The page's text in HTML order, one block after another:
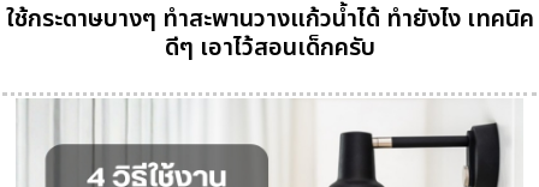
ใช้กระดาษบางๆ ทำสะพานวางแก้วน้ำได้ ทำยังไง เทคนิค
ดีๆ เอาไว้สอนเด็กครับ